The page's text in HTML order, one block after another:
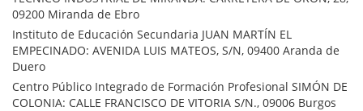
09200 Miranda de Ebro
Instituto de Educación Secundaria JUAN MARTÍN EL
EMPECINADO: AVENIDA LUIS MATEOS, S/N, 09400 Aranda de
Duero
Centro Público Integrado de Formación Profesional SIMÓN DE
COLONIA: CALLE FRANCISCO DE VITORIA S/N., 09006 Burgos